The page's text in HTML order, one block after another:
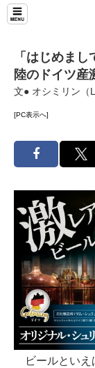
「はじめま
陸のドイツ産
文● オシミリン（
[PC表示へ]
ビールといえ